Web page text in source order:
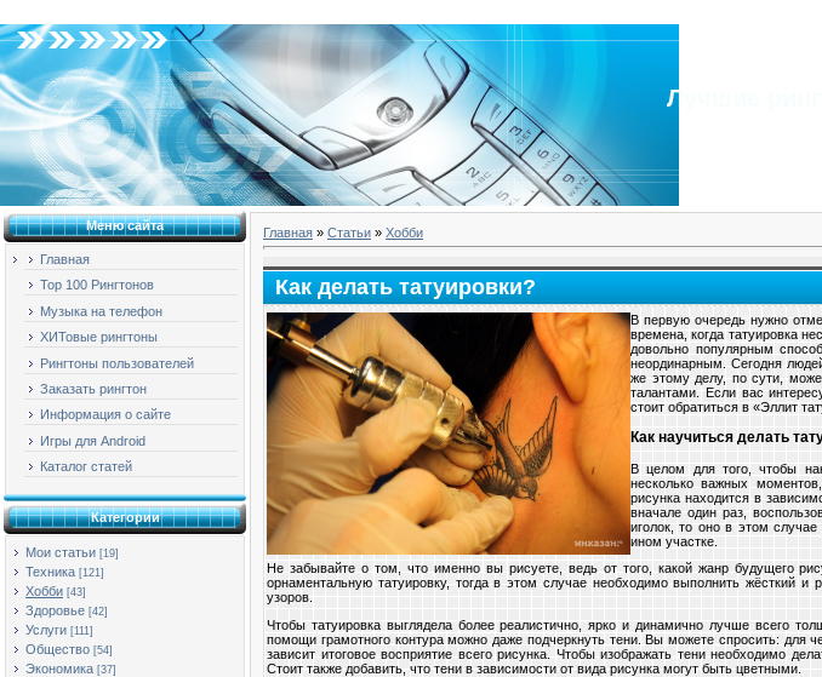
Лучшие
Меню сайта
Главная
Top 100 Рингтонов
Музыка на телефон
ХИТовые рингтоны
Рингтоны пользователей
Заказать рингтон
Информация о сайте
Игры для Android
Каталог статей
Категории
Мои статьи [19]
Техника [121]
Хобби [43]
Здоровье [42]
Услуги [111]
Общество [54]
Экономика [37]
Главная » Статьи » Хобби
Как делать татуировки?
В первую очередь нужно
времена, когда татуировка
довольно популярным
неординарным. Сегодня
же этому делу, по сути,
талантами. Если вас
стоит обратиться в «Эллит
Как научиться делать
В целом для того, чтобы
несколько важных
рисунка находится в
вначале один раз,
иголок, то оно в этом
ином участке.
Не забывайте о том, что именно вы рисуете, ведь от того, какой жанр будущего
орнаментальную татуировку, тогда в этом случае необходимо выполнить жёсткий
узоров.
Чтобы татуировка выглядела более реалистично, ярко и динамично лучше всего
помощи грамотного контура можно даже подчеркнуть тени. Вы можете спросить:
зависит итоговое восприятие всего рисунка. Чтобы изображать тени необходимо
Стоит также добавить, что тени в зависимости от вида рисунка могут быть цветными.